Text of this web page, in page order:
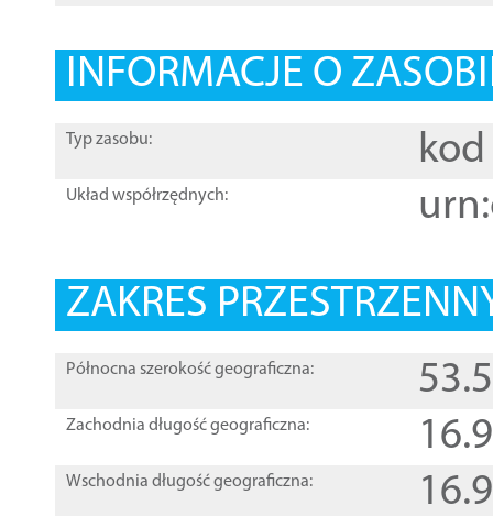
INFORMACJE O
Typ zasobu: kod
Układ współrzędnych:
ZAKRES
Północna szerokość geograficzna:
Zachodnia długość geograficzna:
Wschodnia długość geograficzna: